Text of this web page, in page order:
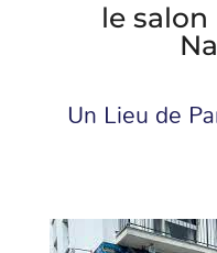
le salon
Un Lieu de